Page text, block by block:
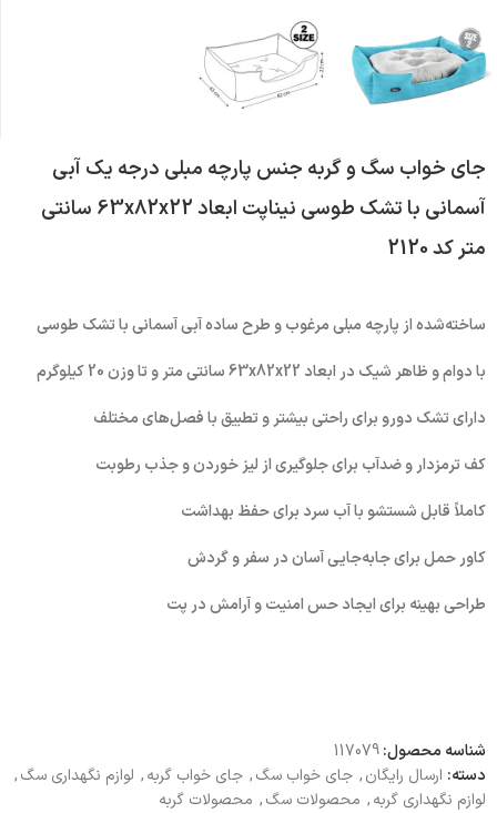
جای خواب سگ و گربه جنس پارچه مبلی درجه یک آبی
آسمانی با تشک طوسی نیناپت ابعاد 63x82x22 سانتی
متر کد 2120
ساخته‌شده از پارچه مبلی مرغوب و طرح ساده آبی آسمانی با تشک طوسی
با دوام و ظاهر شیک در ابعاد 63x82x22 سانتی متر و تا وزن 20 کیلوگرم
دارای تشک دو‌رو برای راحتی بیشتر و تطبیق با فصل‌های مختلف
کف ترمزدار و ضدآب برای جلوگیری از لیز خوردن و جذب رطوبت
کاملاً قابل شستشو با آب سرد برای حفظ بهداشت
کاور حمل برای جابه‌جایی آسان در سفر و گردش
طراحی بهینه برای ایجاد حس امنیت و آرامش در پت
شناسه محصول:117079
دسته: ارسال رایگان, جای خواب سگ, جای خواب گربه, لوازم نگهداری سگ,
لوازم نگهداری گربه, محصولات سگ, محصولات گربه